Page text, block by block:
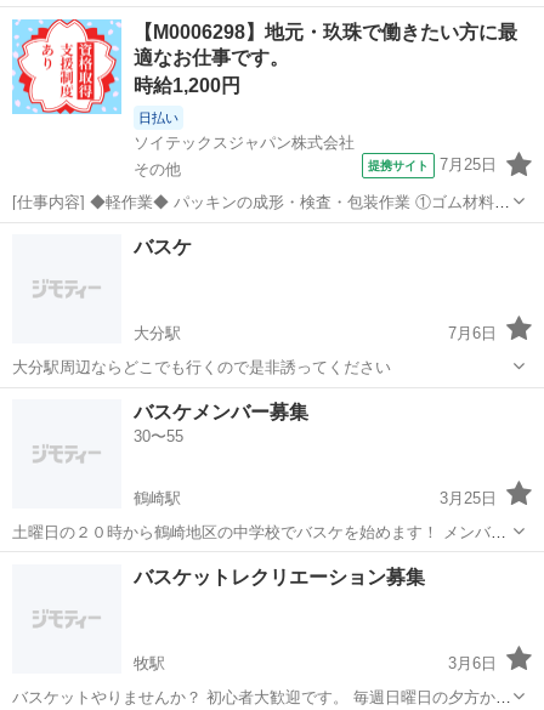
育館的な感じです⛹️‍♀️ 男女混合で楽しくやってます🙆‍♀️ 不定期ですが参
加者募集中です🎉 女性が増えてきたら女性だけで試合も できるように
なると嬉しいです...
大分 大分市 バスケットボール バスケ
【M0006298】地元・玖珠で働きたい方に最
適なお仕事です。
時給1,200円
日払い
ソイテックスジャパン株式会社
その他
提携サイト 7月25日
[仕事内容] ◆軽作業◆ パッキンの成形・検査・包装作業 ①ゴム材料を
金型に入れる ②金型から出てきたシート状の製品を検査する ③製品と
バリを分ける設備に装着 ・・・①～③の繰り返し 慣れるまで指導しま
すので、初心者も大丈...
バスケ
大分駅
7月6日
大分駅周辺ならどこでも行くので是非誘ってください
バスケットボール
バスケメンバー募集
30〜55
鶴崎駅
3月25日
土曜日の２０時から鶴崎地区の中学校でバスケを始めます！ メンバー
が３５から３７歳のおじさんでゼロステップ等新しいルールを知らな
い人の集まりなので３０歳位のメンバーを募集します！ 参加費は200
バスケットボール バスケ
バスケットレクリエーション募集
牧駅
3月6日
バスケットやりませんか？ 初心者大歓迎です。 毎週日曜日の夕方から